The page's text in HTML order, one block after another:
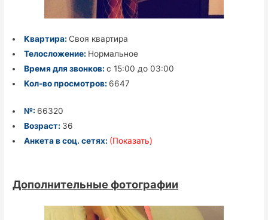
Квартира: Своя квартира
Телосложение: Нормальное
Время для звонков: с 15:00 до 03:00
Кол-во просмотров: 6647
№: 66320
Возраст: 36
Анкета в соц. сетях: (Показать)
Дополнительные фотографии